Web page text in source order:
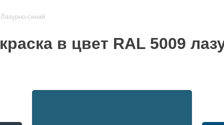
синий
в цвет RAL 5009